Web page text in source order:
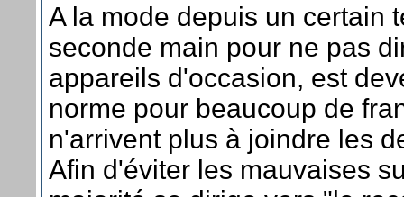
A la mode depuis un certain
seconde main pour ne pas
appareils d'occasion, est
norme pour beaucoup de
n'arrivent plus à joindre les
Afin d'éviter les mauvaises